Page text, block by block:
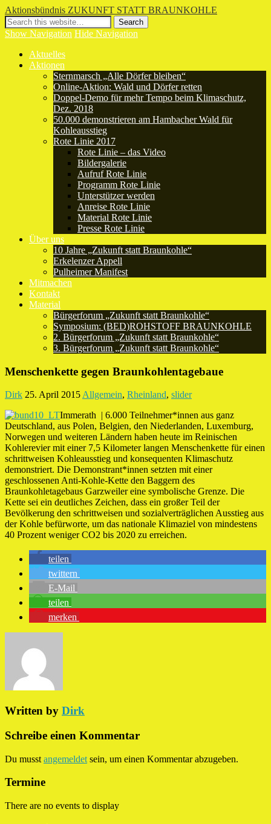
Aktionsbündnis ZUKUNFT STATT BRAUNKOHLE
Show Navigation Hide Navigation
Aktuelles
Aktionen
Sternmarsch „Alle Dörfer bleiben“
Online-Aktion: Wald und Dörfer retten
Doppel-Demo für mehr Tempo beim Klimaschutz,
Dez. 2018
50.000 demonstrieren am Hambacher Wald für
Kohleausstieg
Rote Linie 2017
Rote Linie – das Video
Bildergalerie
Aufruf Rote Linie
Programm Rote Linie
Unterstützer werden
Anreise Rote Linie
Material Rote Linie
Presse Rote Linie
Über uns
10 Jahre „Zukunft statt Braunkohle“
Erkelenzer Appell
Pulheimer Manifest
Mitmachen
Kontakt
Material
Bürgerforum „Zukunft statt Braunkohle“
Symposium: (BED)ROHSTOFF BRAUNKOHLE
2. Bürgerforum „Zukunft statt Braunkohle“
3. Bürgerforum „Zukunft statt Braunkohle“
Menschenkette gegen Braunkohlentagebaue
Dirk 25. April 2015Allgemein, Rheinland, slider
Immerath | 6.000 Teilnehmer*innen aus ganz
Deutschland, aus Polen, Belgien, den Niederlanden, Luxemburg,
Norwegen und weiteren Ländern haben heute im Reinischen
Kohlerevier mit einer 7,5 Kilometer langen Menschenkette für einen
schrittweisen Kohleausstieg und konsequenten Klimaschutz
demonstriert. Die Demonstrant*innen setzten mit einer
geschlossenen Anti-Kohle-Kette den Baggern des
Braunkohletagebaus Garzweiler eine symbolische Grenze. Die
Kette sei ein deutliches Zeichen, dass ein großer Teil der
Bevölkerung den schrittweisen und sozialverträglichen Ausstieg aus
der Kohle befürworte, um das nationale Klimaziel von mindestens
40 Prozent weniger CO2 bis 2020 zu erreichen.
teilen
twittern
E-Mail
teilen
merken
Written by Dirk
Schreibe einen Kommentar
Du musst angemeldet sein, um einen Kommentar abzugeben.
Termine
There are no events to display